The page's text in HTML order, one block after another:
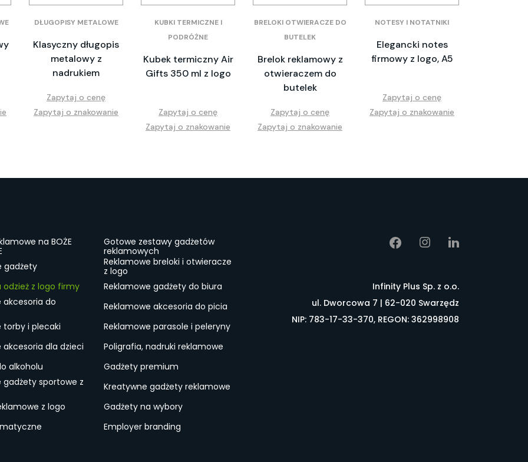
DŁUGOPISY METALOWE
Klasyczny długopis
metalowy z
nadrukiem
Zapytaj o cenę
Zapytaj o znakowanie
KUBKI TERMICZNE I
PODRÓŻNE
Kubek termiczny Air
Gifts 350 ml z logo
Zapytaj o cenę
Zapytaj o znakowanie
BRELOKI OTWIERACZE DO
BUTELEK
Brelok reklamowy z
otwieraczem do
butelek
Zapytaj o cenę
Zapytaj o znakowanie
NOTESY I NOTATNIKI
Elegancki notes
firmowy z logo, A5
Zapytaj o cenę
Zapytaj o znakowanie
na BOŻE
Gotowe zestawy gadżetów
reklamowych
gadżety
Reklamowe breloki i otwieracze
z logo
odzież z logo firmy
Reklamowe gadżety do biura
akcesoria do
Reklamowe akcesoria do picia
torby i plecaki
Reklamowe parasole i peleryny
akcesoria dla dzieci
Poligrafia, nadruki reklamowe
alkoholu
Gadżety premium
gadżety sportowe z
Kreatywne gadżety reklamowe
z logo
Gadżety na wybory
Employer branding
Infinity Plus Sp. z o.o.
ul. Dworcowa 7 | 62-020 Swarzędz
NIP: 783-17-33-370, REGON: 362998908